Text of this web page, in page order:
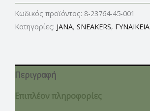
Κωδικός προϊόντος: 8-23764-45-001
Κατηγορίες: JANA, SNEAKERS, ΓΥΝΑΙΚΕΙΑ
Περιγραφή
Επιπλέον πληροφορίες